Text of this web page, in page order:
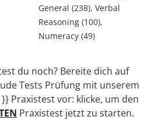
General (238), Verbal
Reasoning (100),
Numeracy (49)
du noch? Bereite dich auf
Tests Prüfung mit unserem
Praxistest vor: klicke, um den
Praxistest jetzt zu starten.